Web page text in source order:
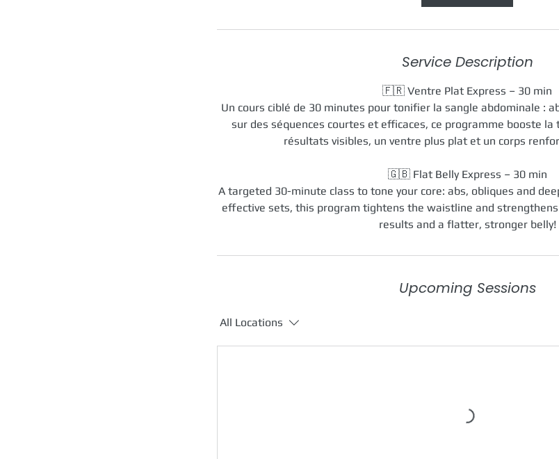
Service Description
🇫🇷 Ventre Plat Express – 30 min
Un cours ciblé de 30 minutes pour tonifier la sangle abdominale :
sur des séquences courtes et efficaces, ce programme booste
résultats visibles, un ventre plus plat et un corps
🇬🇧 Flat Belly Express – 30 min
A targeted 30-minute class to tone your core: abs, obliques and
effective sets, this program tightens the waistline and
results and a flatter, stronger belly!
Upcoming Sessions
All Locations